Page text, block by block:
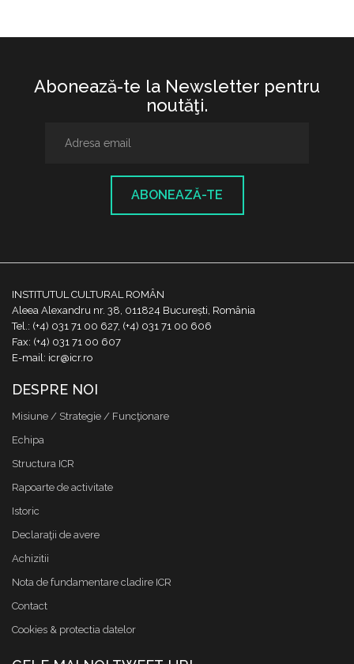
Abonează-te la Newsletter pentru
noutăţi.
ABONEAZĂ-TE
INSTITUTUL CULTURAL ROMÂN
Aleea Alexandru nr. 38, 011824 București, România
Tel.: (+4) 031 71 00 627, (+4) 031 71 00 606
Fax: (+4) 031 71 00 607
E-mail: icr@icr.ro
DESPRE NOI
Misiune / Strategie / Funcţionare
Echipa
Structura ICR
Rapoarte de activitate
Istoric
Declaraţii de avere
Achizitii
Nota de fundamentare cladire ICR
Contact
Cookies & protectia datelor